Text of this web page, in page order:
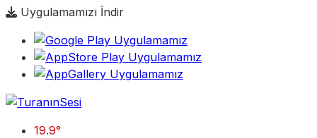
Uygulamamızı İndir
19.9°